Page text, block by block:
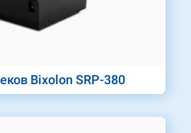
Bixolon SRP-380